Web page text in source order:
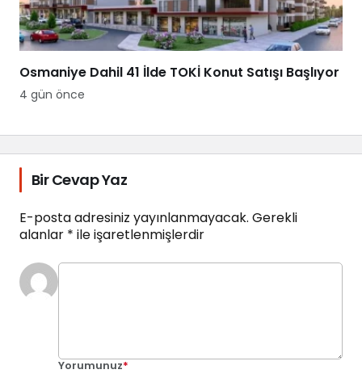
Osmaniye Dahil 41 İlde TOKİ Konut Satışı Başlıyor
4 gün önce
Bir Cevap Yaz
E-posta adresiniz yayınlanmayacak. Gerekli
alanlar * ile işaretlenmişlerdir
Yorumunuz*